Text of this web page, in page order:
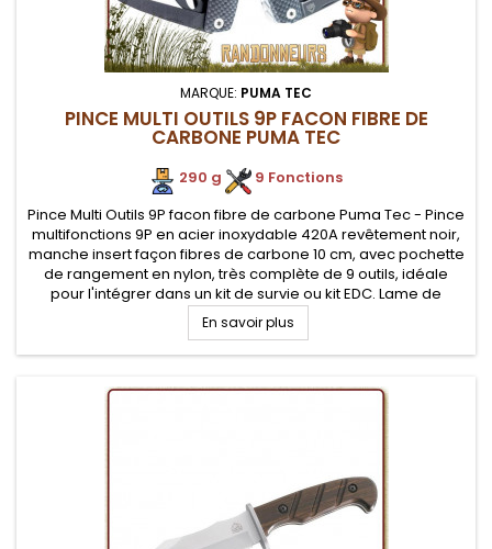
MARQUE: PUMA TEC
PINCE MULTI OUTILS 9P FACON FIBRE DE
CARBONE PUMA TEC
290 g
9 Fonctions
Pince Multi Outils 9P facon fibre de carbone Puma Tec - Pince
multifonctions 9P en acier inoxydable 420A revêtement noir,
manche insert façon fibres de carbone 10 cm, avec pochette
de rangement en nylon, très complète de 9 outils, idéale
pour l'intégrer dans un kit de survie ou kit EDC. Lame de
couteau de 6 cm et lame de scie de 5 cm
En savoir plus